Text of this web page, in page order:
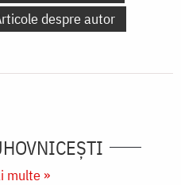
despre autor
multe »